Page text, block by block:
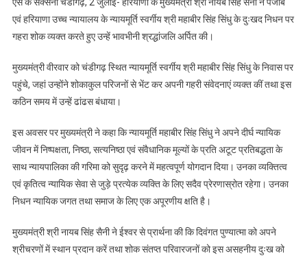
नायब
सिंह
सैनी
न्यायमूर्ति
स्वर्गीय
महाबीर
सिंधु
के
निधन
पर
व्यक्त
किया
एवं हरियाणा उच्च न्यायालय के न्यायमूर्ति स्वर्गीय श्री महाबीर सिंह सिंधु के दुःखद निधन पर
गहरा शोक व्यक्त करते हुए उन्हें भावभीनी श्रद्धांजलि अर्पित की।
मुख्यमंत्री वीरवार को चंडीगढ़ स्थित न्यायमूर्ति स्वर्गीय श्री महाबीर सिंह सिंधु के निवास पर
पहुंचे, जहां उन्होंने शोकाकुल परिजनों से भेंट कर अपनी गहरी संवेदनाएं व्यक्त कीं तथा इस
कठिन समय में उन्हें ढांढस बंधाया।
इस अवसर पर मुख्यमंत्री ने कहा कि न्यायमूर्ति महाबीर सिंह सिंधु ने अपने दीर्घ न्यायिक
जीवन में निष्पक्षता, निष्ठा, सत्यनिष्ठा एवं संवैधानिक मूल्यों के प्रति अटूट प्रतिबद्धता के
साथ न्यायपालिका की गरिमा को सुदृढ़ करने में महत्वपूर्ण योगदान दिया। उनका व्यक्तित्व
एवं कृतित्व न्यायिक सेवा से जुड़े प्रत्येक व्यक्ति के लिए सदैव प्रेरणास्रोत रहेगा। उनका
निधन न्यायिक जगत तथा समाज के लिए एक अपूरणीय क्षति है।
मुख्यमंत्री श्री नायब सिंह सैनी ने ईश्वर से प्रार्थना की कि दिवंगत पुण्यात्मा को अपने
श्रीचरणों में स्थान प्रदान करें तथा शोक संतप्त परिवारजनों को इस असहनीय दुःख को